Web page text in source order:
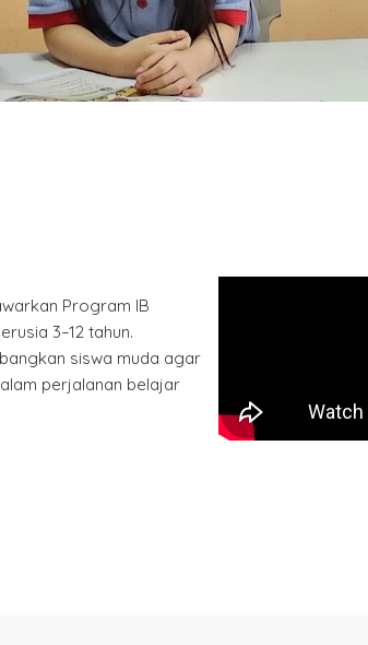
Program IB
3–12 tahun.
siswa muda agar
perjalanan belajar